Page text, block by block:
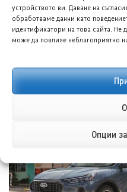
устройството ви. Даване на
обработваме данни като
идентификатори на това сайта. Не
може да повлияе неблагоприятно
Опции
конфигуратора си в
Европа с Model Y L
НОВИ ПУБЛИКАЦИИ